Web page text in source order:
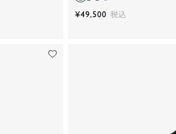
¥49,500 税込